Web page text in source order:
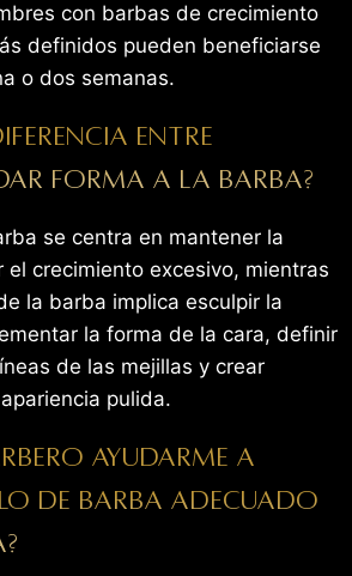
con barbas de crecimiento
definidos pueden beneficiarse
o dos semanas.
entre
forma a la barba?
se centra en mantener la
el crecimiento excesivo, mientras
la barba implica esculpir la
la forma de la cara, definir
de las mejillas y crear
pulida.
ayudarme a
de barba adecuado